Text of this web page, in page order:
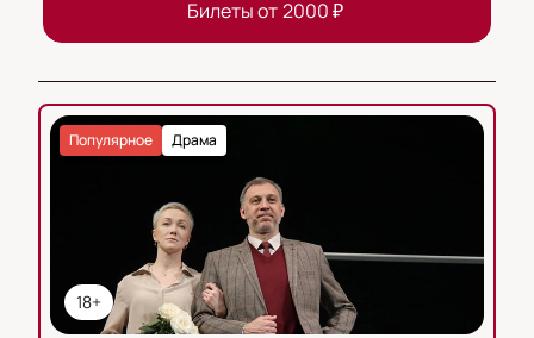
Билеты от 2000₽
18+
Драма
Популярное